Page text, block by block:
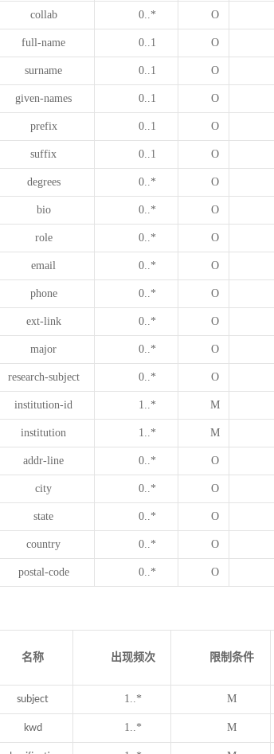
collab 0..* O
full-name 0..1 O
surname 0..1 O
given-names 0..1 O
prefix 0..1 O
suffix 0..1 O
degrees 0..* O
bio 0..* O
role 0..* O
email 0..* O
phone 0..* O
ext-link 0..* O
major 0..* O
research-subject 0..* O
institution-id 1..* M
institution 1..* M
addr-line 0..* O
city 0..* O
state 0..* O
country 0..* O
postal-code 0..* O
名称 出现频次 限制条件
subject 1..* M
kwd 1..* M